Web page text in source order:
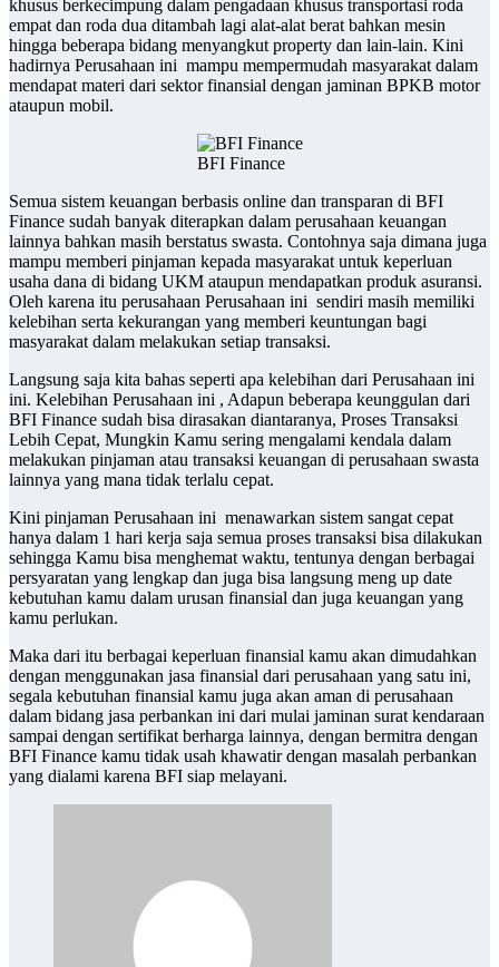
khusus berkecimpung dalam pengadaan khusus transportasi roda
empat dan roda dua ditambah lagi alat-alat berat bahkan mesin
hingga beberapa bidang menyangkut property dan lain-lain. Kini
hadirnya Perusahaan ini mampu mempermudah masyarakat dalam
mendapat materi dari sektor finansial dengan jaminan BPKB motor
ataupun mobil.
BFI Finance
Semua sistem keuangan berbasis online dan transparan di BFI
Finance sudah banyak diterapkan dalam perusahaan keuangan
lainnya bahkan masih berstatus swasta. Contohnya saja dimana juga
mampu memberi pinjaman kepada masyarakat untuk keperluan
usaha dana di bidang UKM ataupun mendapatkan produk asuransi.
Oleh karena itu perusahaan Perusahaan ini sendiri masih memiliki
kelebihan serta kekurangan yang memberi keuntungan bagi
masyarakat dalam melakukan setiap transaksi.
Langsung saja kita bahas seperti apa kelebihan dari Perusahaan ini
ini. Kelebihan Perusahaan ini , Adapun beberapa keunggulan dari
BFI Finance sudah bisa dirasakan diantaranya, Proses Transaksi
Lebih Cepat, Mungkin Kamu sering mengalami kendala dalam
melakukan pinjaman atau transaksi keuangan di perusahaan swasta
lainnya yang mana tidak terlalu cepat.
Kini pinjaman Perusahaan ini menawarkan sistem sangat cepat
hanya dalam 1 hari kerja saja semua proses transaksi bisa dilakukan
sehingga Kamu bisa menghemat waktu, tentunya dengan berbagai
persyaratan yang lengkap dan juga bisa langsung meng up date
kebutuhan kamu dalam urusan finansial dan juga keuangan yang
kamu perlukan.
Maka dari itu berbagai keperluan finansial kamu akan dimudahkan
dengan menggunakan jasa finansial dari perusahaan yang satu ini,
segala kebutuhan finansial kamu juga akan aman di perusahaan
dalam bidang jasa perbankan ini dari mulai jaminan surat kendaraan
sampai dengan sertifikat berharga lainnya, dengan bermitra dengan
BFI Finance kamu tidak usah khawatir dengan masalah perbankan
yang dialami karena BFI siap melayani.